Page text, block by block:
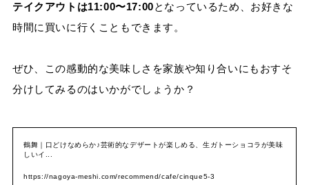
テイクアウトは11:00〜17:00となっているため、お好きな
時間に買いに行くこともできます。
ぜひ、この感動的な美味しさを家族や知り合いにもおすそ
分けしてみるのはいかがでしょうか？
鶴舞｜口どけなめらか♪芸術的なデザートが楽しめる、生ガトーショコラが美味
しいイ...
https://nagoya-meshi.com/recommend/cafe/cinque5-3